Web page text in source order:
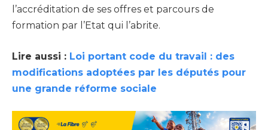
l’accréditation de ses offres et parcours de
formation par l’Etat qui l’abrite.
Lire aussi : Loi portant code du travail : des
modifications adoptées par les députés pour
une grande réforme sociale